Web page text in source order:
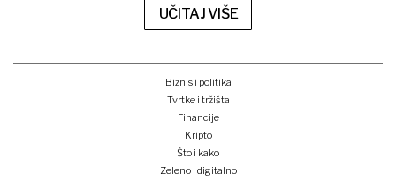
UČITAJ VIŠE
Biznis i politika
Tvrtke i tržišta
Financije
Kripto
Što i kako
Zeleno i digitalno